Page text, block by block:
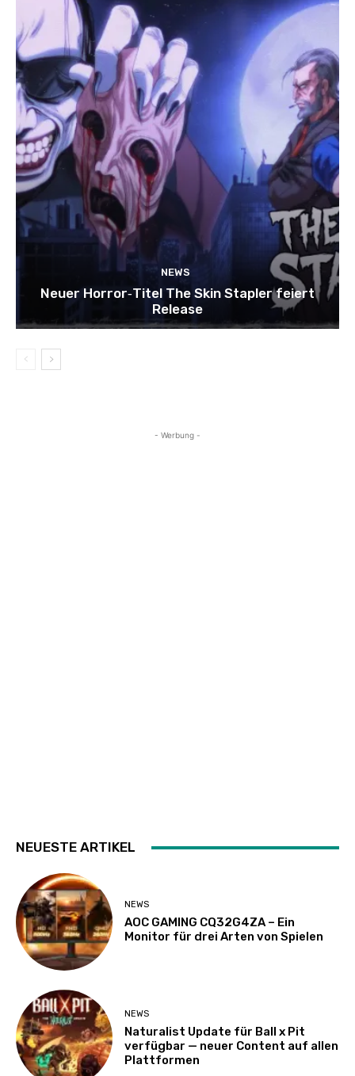
NEWS
Neuer Horror‑Titel The Skin Stapler feiert
Release
- Werbung -
NEUESTE ARTIKEL
NEWS
AOC GAMING CQ32G4ZA – Ein
Monitor für drei Arten von Spielen
NEWS
Naturalist Update für Ball x Pit
verfügbar — neuer Content auf allen
Plattformen